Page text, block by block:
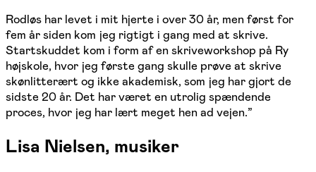
Rodløs har levet i mit hjerte i over 30 år, men først for
fem år siden kom jeg rigtigt i gang med at skrive.
Startskuddet kom i form af en skriveworkshop på Ry
højskole, hvor jeg første gang skulle prøve at skrive
skønlitterært og ikke akademisk, som jeg har gjort de
sidste 20 år. Det har været en utrolig spændende
proces, hvor jeg har lært meget hen ad vejen.”
Lisa Nielsen, musiker